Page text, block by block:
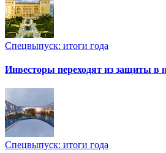
Спецвыпуск: итоги года
Инвесторы переходят из защиты в
Спецвыпуск: итоги года